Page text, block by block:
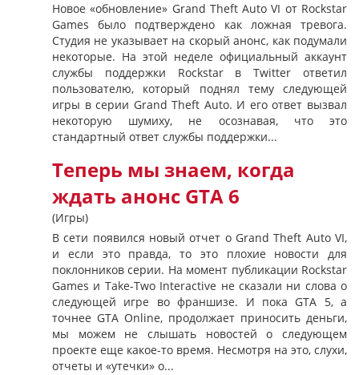
Новое «обновление» Grand Theft Auto VI от Rockstar
Games было подтверждено как ложная тревога.
Студия не указывает на скорый анонс, как подумали
некоторые. На этой неделе официальный аккаунт
службы поддержки Rockstar в Twitter ответил
пользователю, который поднял тему следующей
игры в серии Grand Theft Auto. И его ответ вызвал
некоторую шумиху, не осознавая, что это
стандартный ответ службы поддержки...
Теперь мы знаем, когда
ждать анонс GTA 6
(Игры)
В сети появился новый отчет о Grand Theft Auto VI,
и если это правда, то это плохие новости для
поклонников серии. На момент публикации Rockstar
Games и Take-Two Interactive не сказали ни слова о
следующей игре во франшизе. И пока GTA 5, а
точнее GTA Online, продолжает приносить деньги,
мы можем не слышать новостей о следующем
проекте еще какое-то время. Несмотря на это, слухи,
отчеты и «утечки» о...